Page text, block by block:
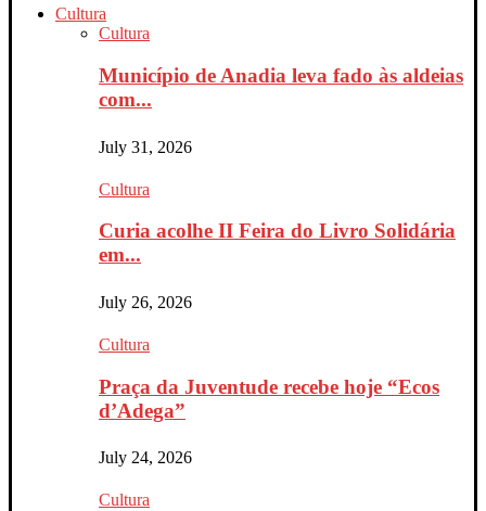
Cultura
Cultura
Município de Anadia leva fado às aldeias
com...
July 31, 2026
Cultura
Curia acolhe II Feira do Livro Solidária
em...
July 26, 2026
Cultura
Praça da Juventude recebe hoje “Ecos
d’Adega”
July 24, 2026
Cultura